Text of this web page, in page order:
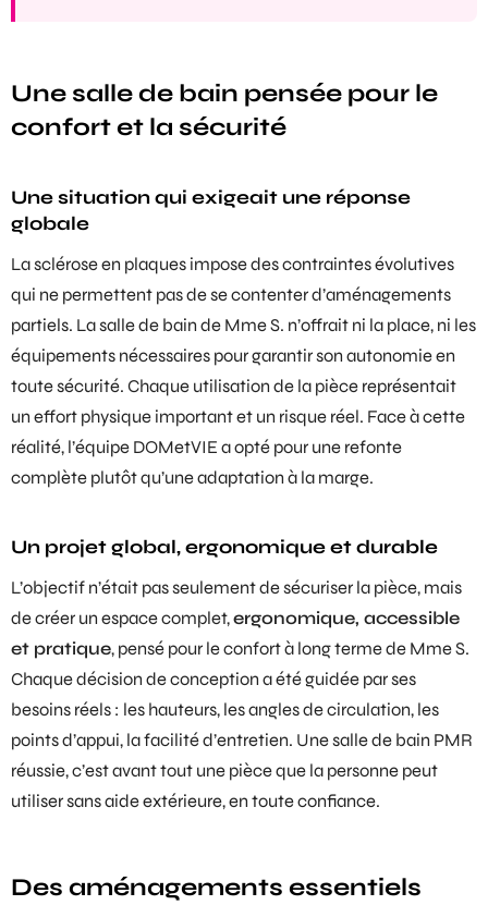
Une salle de bain pensée pour le
confort et la sécurité
Une situation qui exigeait une réponse
globale
La sclérose en plaques impose des contraintes évolutives
qui ne permettent pas de se contenter d’aménagements
partiels. La salle de bain de Mme S. n’offrait ni la place, ni les
équipements nécessaires pour garantir son autonomie en
toute sécurité. Chaque utilisation de la pièce représentait
un effort physique important et un risque réel. Face à cette
réalité, l’équipe DOMetVIE a opté pour une refonte
complète plutôt qu’une adaptation à la marge.
Un projet global, ergonomique et durable
L’objectif n’était pas seulement de sécuriser la pièce, mais
de créer un espace complet,ergonomique, accessible
et pratique, pensé pour le confort à long terme de Mme S.
Chaque décision de conception a été guidée par ses
besoins réels : les hauteurs, les angles de circulation, les
points d’appui, la facilité d’entretien. Unesalle de bain PMR
réussie, c’est avant tout une pièce que la personne peut
utiliser sans aide extérieure, en toute confiance.
Des aménagements essentiels